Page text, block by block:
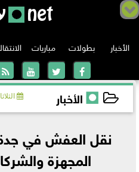
الأخبار بطولات
الدوري الانجليزي
الدوري الإسباني
الدوري الإيطالي
مباريات
الأخبار الثلاثاء، 22
نقل العفش في
المجهزة